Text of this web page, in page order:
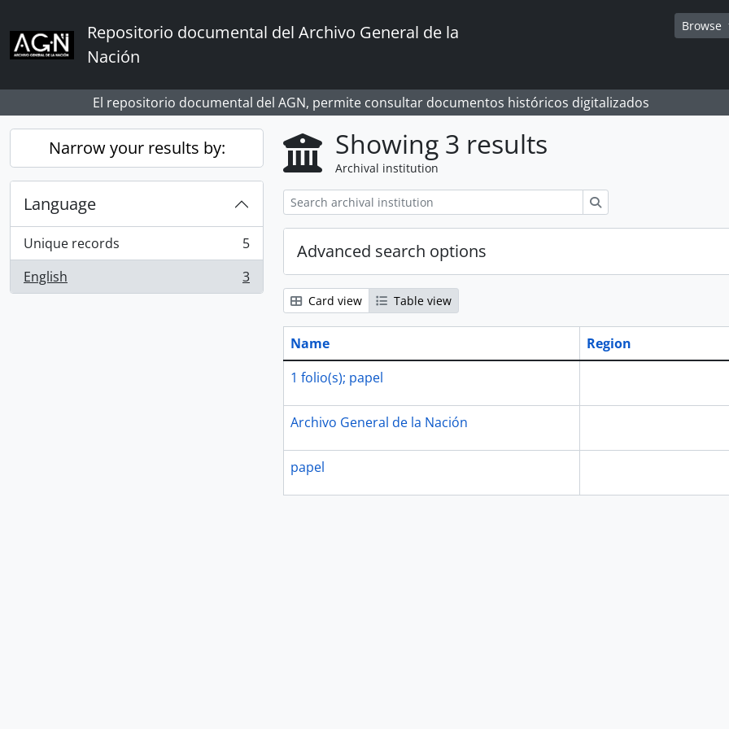
Repositorio documental del Archivo General de la
Nación
Browse
El repositorio documental del AGN, permite consultar documentos históricos digitalizados
Narrow your results by:
Language
Unique records
, 5 results
5
English
, 3 results 3
Showing 3 results
Archival institution
Advanced search options
Card view Table view
Name Region
1 folio(s); papel
Archivo General de la Nación
papel